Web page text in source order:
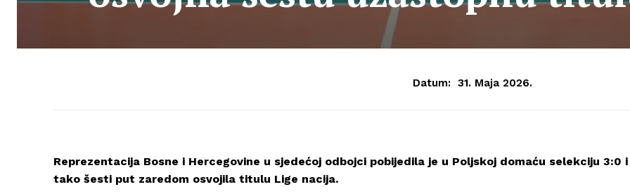
Datum: 31. Maja 2026.
Reprezentacija Bosne i Hercegovine u sjedećoj odbojci pobijedila je u Poljskoj domaću selekciju 3:0 i
tako šesti put zaredom osvojila titulu Lige nacija.